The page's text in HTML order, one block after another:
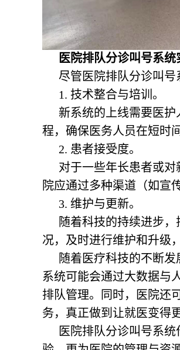
医院排队分诊叫号系统
尽管医院排队分诊叫
1. 技术整合与培训。
新系统的上线需要医
程，确保医务人员在短时
2. 患者接受度。
对于一些年长患者或
院应通过多种渠道（如宣
3. 维护与更新。
随着科技的持续进步
况，及时进行维护和升级
随着医疗科技的不断
系统可能会通过大数据与
排队管理。同时，医院还
务，真正做到让就医变得
医院排队分诊叫号系